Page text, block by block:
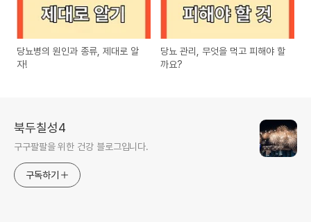
당뇨병의 원인과 종류, 제대로 알
자!
당뇨 관리, 무엇을 먹고 피해야 할
까요?
북두칠성4
구구팔팔을 위한 건강 블로그입니다.
구독하기